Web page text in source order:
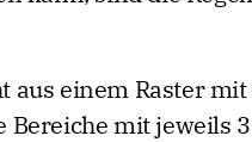
aus einem Raster
mit jeweils